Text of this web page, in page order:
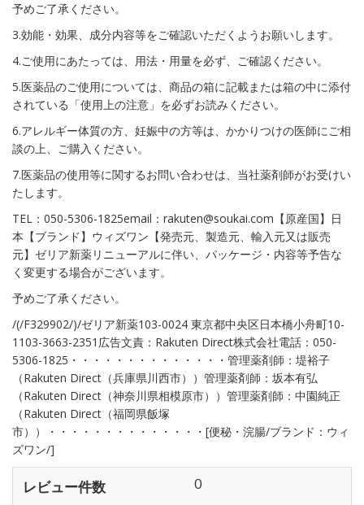
予めご了承ください。
3.効能・効果、成分内容等をご確認いただくようお願いします。
4.ご使用にあたっては、用法・用量を必ず、ご確認ください。
5.医薬品のご使用については、商品の箱に記載または箱の中に添付
されている「使用上の注意」を必ずお読みください。
6.アレルギー体質の方、妊娠中の方等は、かかりつけの医師にご相
談の上、ご購入ください。
7.医薬品の使用等に関するお問い合わせは、当社薬剤師がお受けい
たします。
TEL：050-5306-1825email：rakuten@soukai.com【原産国】日
本【ブランド】ウィズワン【発売元、製造元、輸入元又は販売
元】ゼリア新薬リニューアルに伴い、パッケージ・内容等予告な
く変更する場合がございます。
予めご了承ください。
/(/F329902/)/ゼリア新薬103-0024 東京都中央区日本橋小舟町10-
1103-3663-2351広告文責：Rakuten Direct株式会社電話：050-
5306-1825・・・・・・・・・・・・・・管理薬剤師：堤裕子
（Rakuten Direct（兵庫県川西市））管理薬剤師：坂本有弘
（Rakuten Direct（神奈川県相模原市））管理薬剤師：中園純正
（Rakuten Direct（福岡県飯塚
市））・・・・・・・・・・・・・・[便秘・浣腸/ブランド：ウィ
ズワン/]
レビュー件数 0